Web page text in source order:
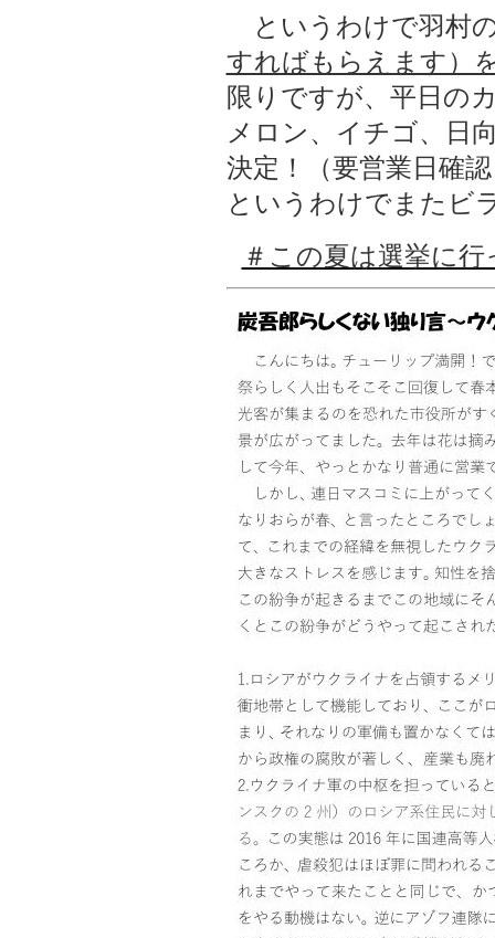
というわけで羽村
すればもらえます）
限りですが、平日の
メロン、イチゴ、日
決定！（要営業日確
というわけでまたビ
＃この夏は選挙に